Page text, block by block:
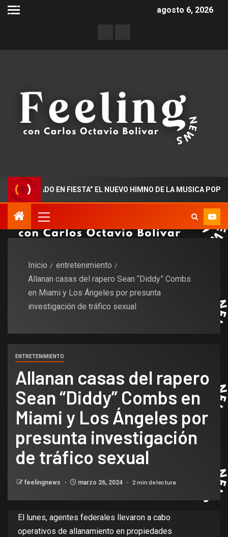
agosto 6, 2026
EN FIESTA” EL NUEVO HIMNO DE LA MUSICA POPULAR
Inicio
entretenimiento
Allanan casas del rapero Sean “Diddy” Combs
en Miami y Los Ángeles por presunta
investigación de tráfico sexual
ENTRETENIMIENTO
Allanan casas del rapero
Sean “Diddy” Combs en
Miami y Los Ángeles por
presunta investigación
de tráfico sexual
feelingnews marzo 26, 2024 2 min de lectura
El lunes, agentes federales llevaron a cabo
operativos de allanamiento en propiedades